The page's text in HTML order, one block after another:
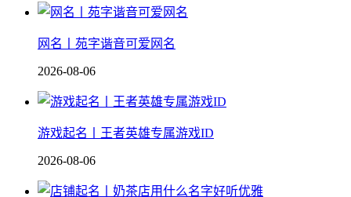
网名丨苑字谐音可爱网名
2026-08-06
游戏起名丨王者英雄专属游戏ID
2026-08-06